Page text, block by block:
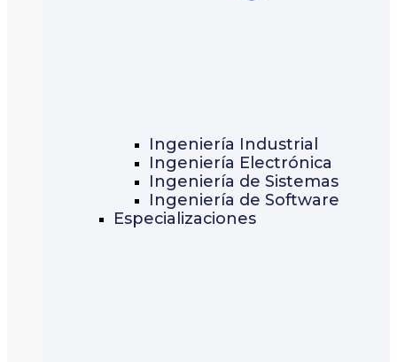
Ingeniería Industrial
Ingeniería Electrónica
Ingeniería de Sistemas
Ingeniería de Software
Especializaciones